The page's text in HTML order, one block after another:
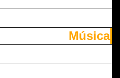
Música